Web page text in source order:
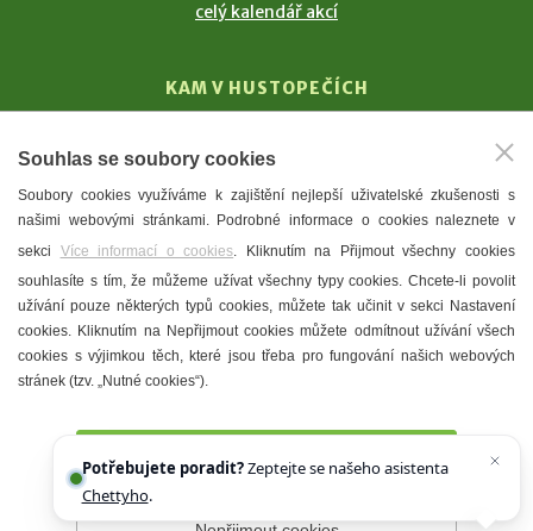
celý kalendář akcí
KAM V HUSTOPEČÍCH
T. G. Masaryk
Mandloně
Ubytování
Restaurace
Městské muzeum a galerie
Denní meníčka
Souhlas se soubory cookies
Soubory cookies využíváme k zajištění nejlepší uživatelské zkušenosti s
našimi webovými stránkami. Podrobné informace o cookies naleznete v
sekci Více informací o cookies. Kliknutím na Přijmout všechny cookies
souhlasíte s tím, že můžeme užívat všechny typy cookies. Chcete-li povolit
užívání pouze některých typů cookies, můžete tak učinit v sekci Nastavení
cookies. Kliknutím na Nepřijmout cookies můžete odmítnout užívání všech
cookies s výjimkou těch, které jsou třeba pro fungování našich webových
stránek (tzv. „Nutné cookies“).
Přijmout všechny cookies
Potřebujete poradit?Zeptejte se našeho asistenta
Chettyho.